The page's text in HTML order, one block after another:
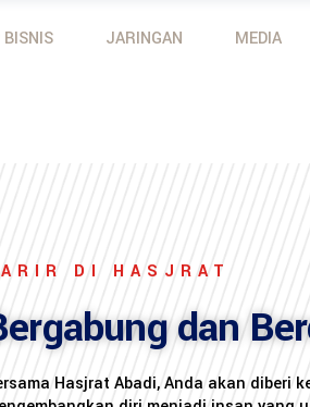
BISNIS JARINGAN MEDIA
DI HASJRAT
dan
Hasjrat Abadi, Anda akan diberi